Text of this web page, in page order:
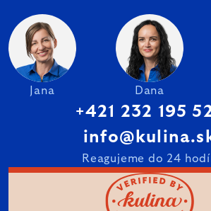
Jana Dana
+421 232 195
Reagujeme do 24